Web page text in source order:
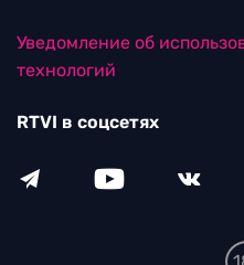
Уведомление об
технологий
RTVI в соцсетях